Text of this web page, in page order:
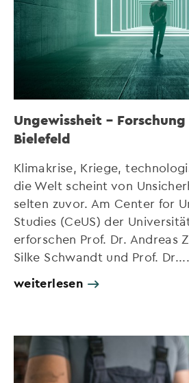
Ungewissheit – Forschung
Bielefeld
Klimakrise, Kriege,
die Welt scheint von
selten zuvor. Am Center for
Studies (CeUS) der
erforschen Prof. Dr. Andreas
Silke Schwandt und Prof. Dr....
weiterlesen